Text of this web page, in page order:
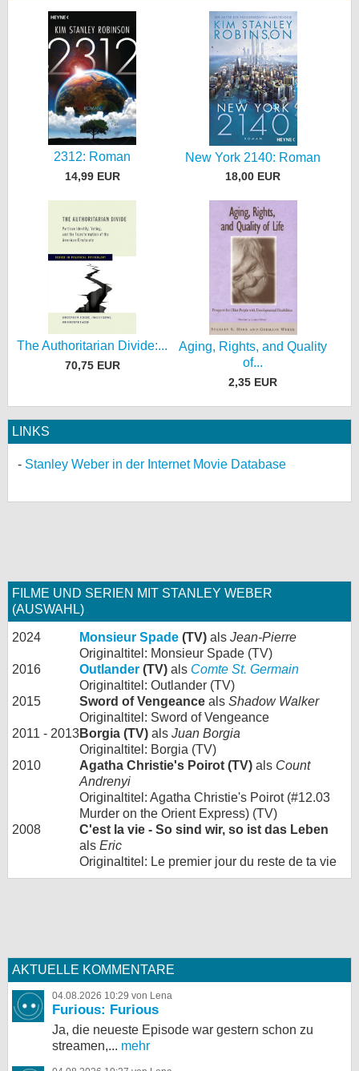
2312: Roman
14,99 EUR
New York 2140: Roman
18,00 EUR
The Authoritarian Divide:...
70,75 EUR
Aging, Rights, and Quality
of...
2,35 EUR
LINKS
Stanley Weber in der Internet Movie Database
FILME UND SERIEN MIT STANLEY WEBER
(AUSWAHL)
2024 Monsieur Spade (TV) als Jean-Pierre
Originaltitel: Monsieur Spade (TV)
2016
Outlander (TV) als Comte St. Germain
Originaltitel: Outlander (TV)
2015
Sword of Vengeance als Shadow Walker
Originaltitel: Sword of Vengeance
2011 - 2013Borgia (TV) als Juan Borgia
Originaltitel: Borgia (TV)
2010
Agatha Christie's Poirot (TV) als Count
Andrenyi
Originaltitel: Agatha Christie's Poirot (#12.03
Murder on the Orient Express) (TV)
2008
C'est la vie - So sind wir, so ist das Leben
als Eric
Originaltitel: Le premier jour du reste de ta vie
AKTUELLE KOMMENTARE
04.08.2026 10:29 von Lena
Furious: Furious
Ja, die neueste Episode war gestern schon zu
streamen,... mehr